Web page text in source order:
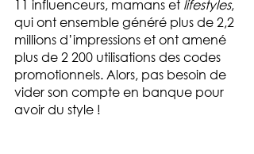
11 influenceurs, mamans et lifestyles,
qui ont ensemble généré plus de 2,2
millions d’impressions et ont amené
plus de 2 200 utilisations des codes
promotionnels. Alors, pas besoin de
vider son compte en banque pour
avoir du style !